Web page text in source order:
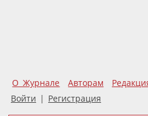
О Журнале Авторам
Войти | Регистрация